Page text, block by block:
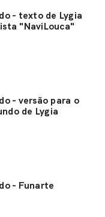
- texto de Lygia
"NaviLouca"
- versão para o
de Lygia
- Funarte